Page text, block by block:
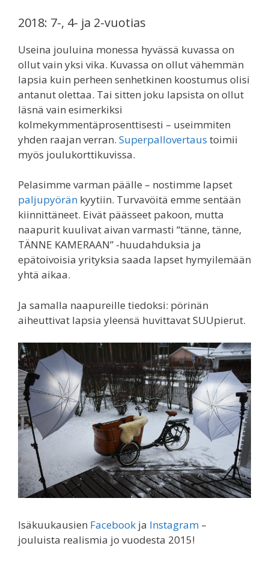
2018: 7-, 4- ja 2-vuotias
Useina jouluina monessa hyvässä kuvassa on
ollut vain yksi vika. Kuvassa on ollut vähemmän
lapsia kuin perheen senhetkinen koostumus olisi
antanut olettaa. Tai sitten joku lapsista on ollut
läsnä vain esimerkiksi
kolmekymmentäprosenttisesti – useimmiten
yhden raajan verran. Superpallovertaus toimii
myös joulukorttikuvissa.
Pelasimme varman päälle – nostimme lapset
paljupyörän kyytiin. Turvavöitä emme sentään
kiinnittäneet. Eivät päässeet pakoon, mutta
naapurit kuulivat aivan varmasti “tänne, tänne,
TÄNNE KAMERAAN” -huudahduksia ja
epätoivoisia yrityksia saada lapset hymyilemään
yhtä aikaa.
Ja samalla naapureille tiedoksi: pörinän
aiheuttivat lapsia yleensä huvittavat SUUpierut.
Isäkuukausien Facebook ja Instagram –
jouluista realismia jo vuodesta 2015!